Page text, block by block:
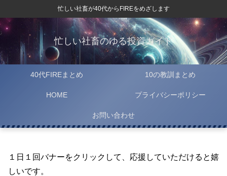
忙しい社畜が40代からFIREをめざします
忙しい社畜のゆる投資ガイド
40代FIREまとめ 10の教訓まとめ
HOME プライバシーポリシー
お問い合わせ
１日１回バナーをクリックして、応援していただけると嬉
しいです。